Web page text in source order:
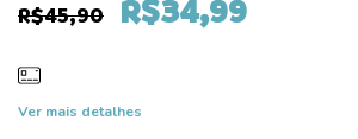
R$45,90 R$34,99
Ver mais detalhes